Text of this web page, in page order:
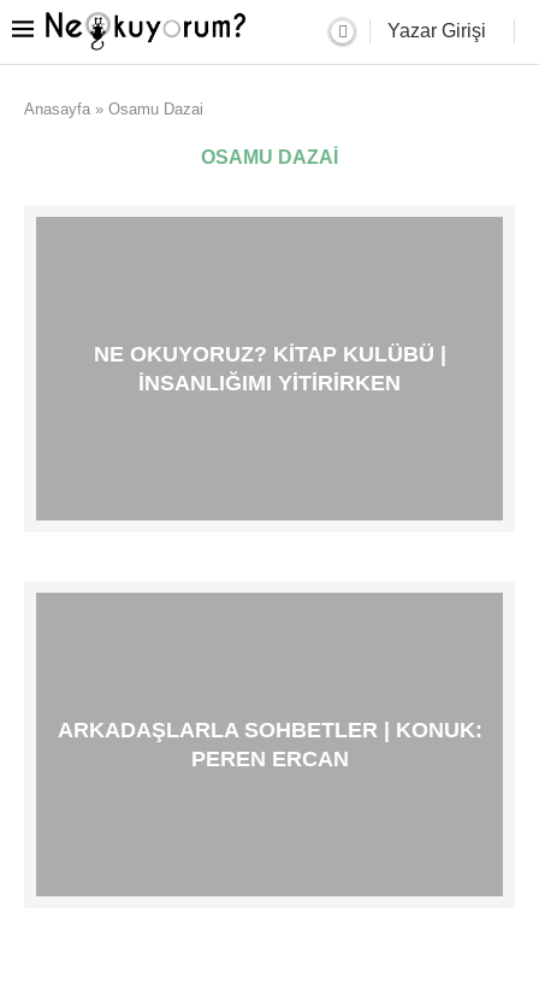
Yazar Girişi
Anasayfa » Osamu Dazai
OSAMU DAZAI
NE OKUYORUZ? KITAP KULÜBÜ |
İNSANLIĞIMI YITIRIRKEN
ARKADAŞLARLA SOHBETLER | KONUK:
PEREN ERCAN